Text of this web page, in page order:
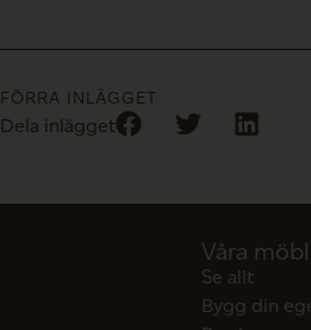
FÖRRA INLÄGGET
Dela inlägget
Våra
Se allt
Bygg din